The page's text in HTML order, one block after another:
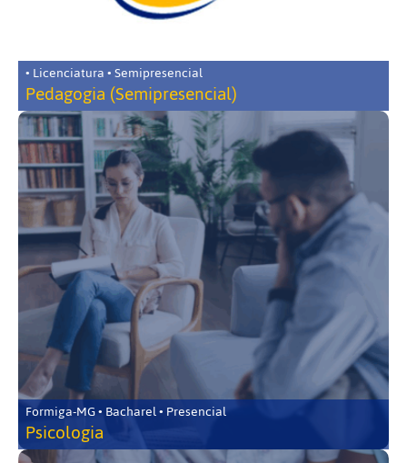
• Licenciatura • Semipresencial
Pedagogia (Semipresencial)
Formiga-MG • Bacharel • Presencial
Psicologia